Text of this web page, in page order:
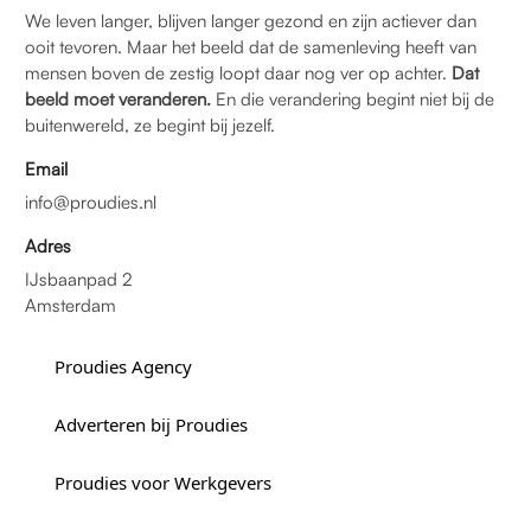
We leven langer, blijven langer gezond en zijn actiever dan
ooit tevoren. Maar het beeld dat de samenleving heeft van
mensen boven de zestig loopt daar nog ver op achter. Dat
beeld moet veranderen. En die verandering begint niet bij de
buitenwereld, ze begint bij jezelf.
Email
info@proudies.nl
Adres
IJsbaanpad 2
Amsterdam
Proudies Agency
Adverteren bij Proudies
Proudies voor Werkgevers